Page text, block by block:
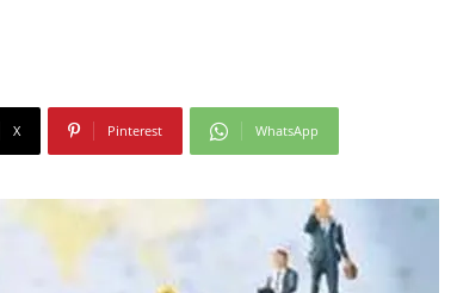
X Pinterest WhatsApp